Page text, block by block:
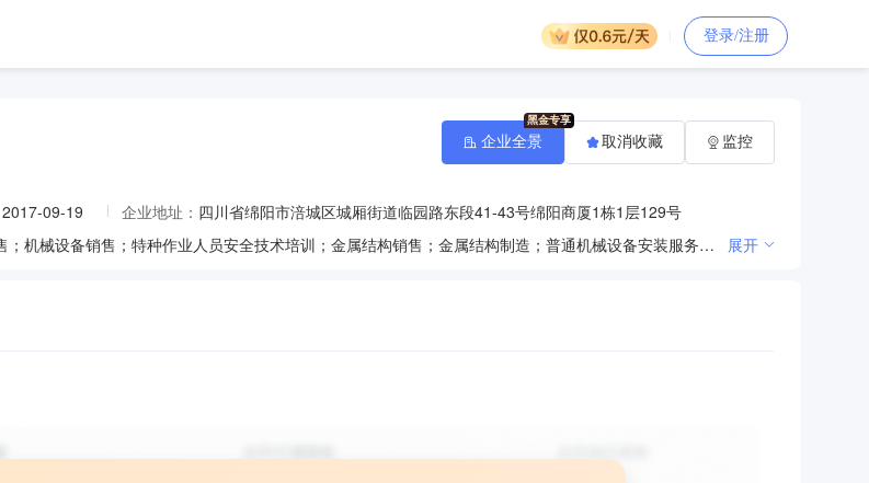
登录/注册
2017-09-19 企业地址： 四川省绵阳市涪城区城厢街道临园路东段41-43号绵阳商厦1栋1层129号
一般项目：特种设备销售；金属丝绳及其制品销售；机械设备销售；特种作业人员安全技术培训；金属结构销售；金属结构制造；普通机械设备安装服务；机械电气设备销售；电工器材销售；电气信号设备装置销售；润滑油销售；办公用品销售；日用百货销售；通用设备修理；通用加料、分配装置制造；通用加料、分配装置销售；通用设备制造（不含特种设备制造）；通用零部件制造；电子元器件制造；电子元器件批发；电子专用材料制造；电子专用材料研发；电子元器件零售；电子专用材料销售；电子专用设备销售；电子专用设备制造；采购代理服务；商务代理代办服务；招投标代理服务；政府采购代理服务；知识产权服务（专利代理服务除外）；销售代理；金属链条及其他金属制品制造；金属链条及其他金属制品销售；金属工具销售；金属材料销售；专业设计服务；通信传输设备专业修理；消防技术服务；工程技术服务（规划管理、勘察、设计、监理除外）；技术服务、技术开发、技术咨询、技术交流、技术转让、技术推广；安全咨询服务；信息咨询服务（不含许可类信息咨询服务）；信息技术咨询服务；建筑工程用机械销售；建筑工程机械与设备租赁；安全技术防范系统设计施工服务；建筑材料销售；建筑装饰材料销售；建筑用金属配件销售；建筑物清洁服务。（除依法须经批准的项目外，凭营业执照依法自主开展经营活动）许可项目：特种设备安装改造修理；特种设备检验检测；特种设备设计；人防工程防护设备销售；建设工程施工；建设工程质量检测。（依法须经批准的项目，经相关部门批准后方可开展经营活动，具体经营项目以相关部门批准文件或许可证件为准） 展开
企业全景 取消收藏 监控